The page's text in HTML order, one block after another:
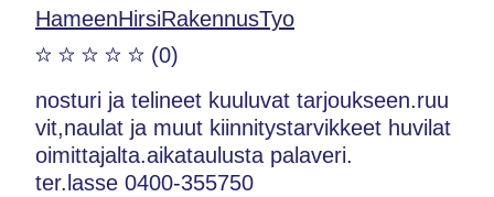
HameenHirsiRakennusTyo
(0)
nosturi ja telineet kuuluvat tarjoukseen.ruu
vit,naulat ja muut kiinnitystarvikkeet huvilat
oimittajalta.aikataulusta palaveri.
ter.lasse 0400-355750